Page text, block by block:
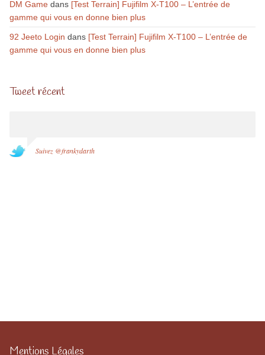
DM Gamedans [Test Terrain] Fujifilm X-T100 – L’entrée de
gamme qui vous en donne bien plus
92 Jeeto Login dans [Test Terrain] Fujifilm X-T100 – L’entrée de
gamme qui vous en donne bien plus
Tweet récent
Suivez @frankydarth
Mentions Légales